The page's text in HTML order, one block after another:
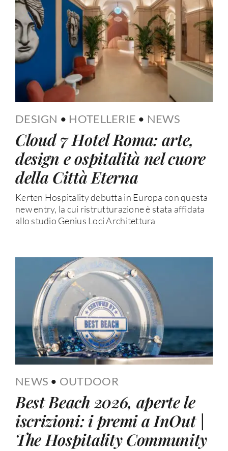
DESIGN • HOTELLERIE • NEWS
Cloud 7 Hotel Roma: arte,
design e ospitalità nel cuore
della Città Eterna
Kerten Hospitality debutta in Europa con questa
new entry, la cui ristrutturazione è stata affidata
allo studio Genius Loci Architettura
NEWS • OUTDOOR
Best Beach 2026, aperte le
iscrizioni: i premi a InOut |
The Hospitality Community